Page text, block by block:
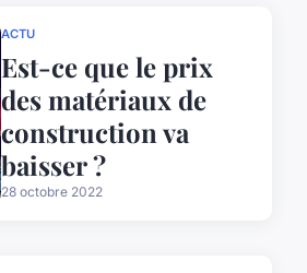
ACTU
Est-ce que le prix
des matériaux de
construction va
baisser ?
28 octobre 2022